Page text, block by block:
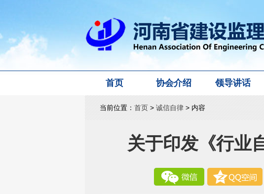
首页 协会介绍 领导讲话
当前位置：首页>诚信自律> 内容
关于印发《行业